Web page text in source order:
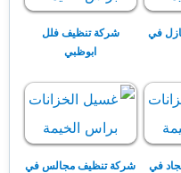
في
شركة تنظيف فلل
ابوظبي
في شركة تنظيف مجالس في